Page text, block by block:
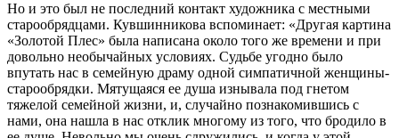
Но и это был не последний контакт художника с местными
старообрядцами. Кувшинникова вспоминает: «Другая картина
«Золотой Плес» была написана около того же времени и при
довольно необычайных условиях. Судьбе угодно было
впутать нас в семейную драму одной симпатичной женщины-
старообрядки. Мятущаяся ее душа изнывала под гнетом
тяжелой семейной жизни, и, случайно познакомившись с
нами, она нашла в нас отклик многому из того, что бродило в